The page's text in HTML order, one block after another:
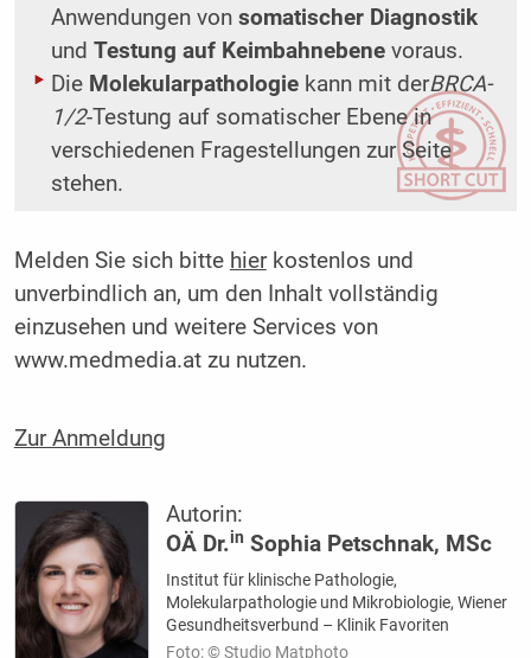
Anwendungen von somatischer Diagnostik
und Testung auf Keimbahnebenevoraus.
DieMolekularpathologie kann mit derBRCA-
1/2-Testung auf somatischer Ebene in
verschiedenen Fragestellungen zur Seite
stehen.
Melden Sie sich bitte hierkostenlos und
unverbindlich an, um den Inhalt vollständig
einzusehen und weitere Services von
www.medmedia.at zu nutzen.
Zur Anmeldung
Autorin:
OÄ Dr.in Sophia Petschnak, MSc
Institut für klinische Pathologie,
Molekularpathologie und Mikrobiologie, Wiener
Gesundheitsverbund – Klinik Favoriten
Foto: © Studio Matphoto